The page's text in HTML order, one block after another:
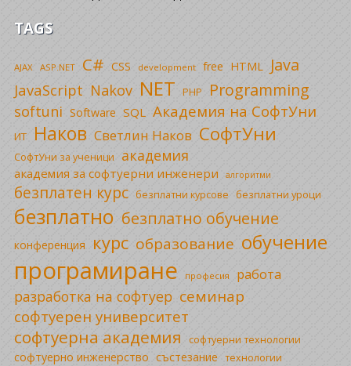
TAGS
AJAX ASP.NET C# CSS development free HTML Java
JavaScript Nakov NET PHP Programming
softuni Software SQL Академия на СофтУни
ИТ Наков Светлин Наков СофтУни
СофтУни за ученици академия
академия за софтуерни инженери алгоритми
безплатен курс безплатни курсове безплатни уроци
безплатно безплатно обучение
конференция курс образование обучение
програмиране професия работа
разработка на софтуер семинар
софтуерен университет
софтуерна академия софтуерни технологии
софтуерно инженерство състезание технологии